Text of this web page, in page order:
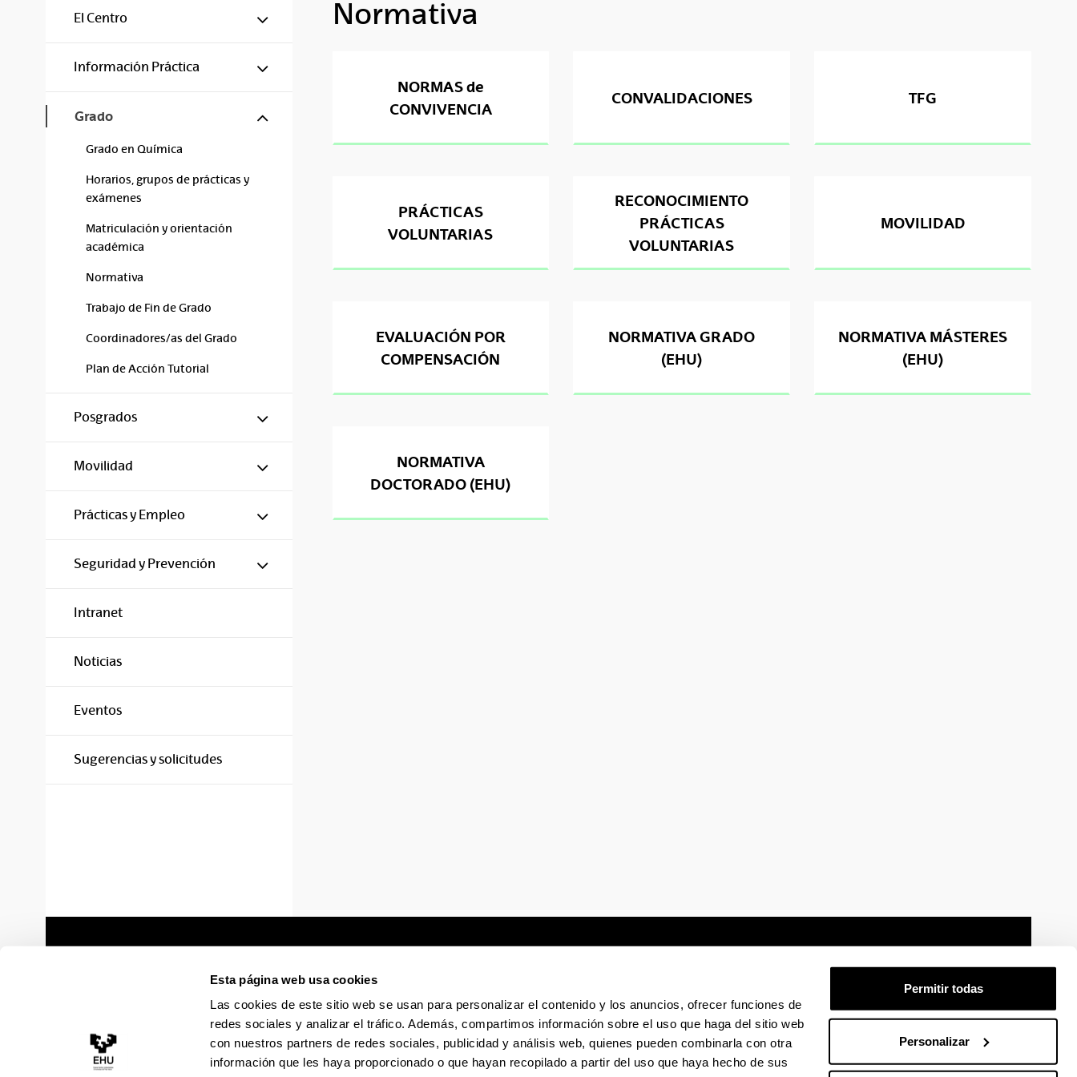
Esta página web usa cookies
Las cookies de este sitio web se usan para personalizar el contenido y los anuncios, ofrecer funciones de
redes sociales y analizar el tráfico. Además, compartimos información sobre el uso que haga del sitio web
con nuestros partners de redes sociales, publicidad y análisis web, quienes pueden combinarla con otra
información que les haya proporcionado o que hayan recopilado a partir del uso que haya hecho de sus
Permitir todas
Personalizar
El Centro Mostrar/ocultar subpáginas
Información Práctica Mostrar/ocultar subpáginas
Grado Mostrar/ocultar subpáginas
Grado en Química
Horarios, grupos de prácticas y
exámenes
Matriculación y orientación
académica
Normativa
Trabajo de Fin de Grado
Coordinadores/as del Grado
Plan de Acción Tutorial
Posgrados Mostrar/ocultar subpáginas
Movilidad Mostrar/ocultar subpáginas
Prácticas y Empleo Mostrar/ocultar subpáginas
Seguridad y Prevención Mostrar/ocultar subpáginas
Intranet
Noticias
Eventos
Sugerencias y solicitudes
Normativa
NORMAS de
CONVIVENCIA
CONVALIDACIONES TFG
PRÁCTICAS
VOLUNTARIAS
RECONOCIMIENTO
PRÁCTICAS
VOLUNTARIAS
MOVILIDAD
EVALUACIÓN POR
COMPENSACIÓN
NORMATIVA GRADO
(EHU)
NORMATIVA MÁSTERES
(EHU)
NORMATIVA
DOCTORADO (EHU)
Sede electrónica Accesibilidad Información legal Mapa Ayuda Contacto
La EHU en TiktokLa EHU en BlueskyLa EHU en FacebookLa EHU en LinkedinLa EHU en InstagramLa EHU en YoutubeLa EHU en VimeoLa EHU en Flickr